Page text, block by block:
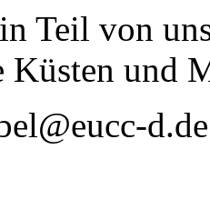
Teil von
und
d.de